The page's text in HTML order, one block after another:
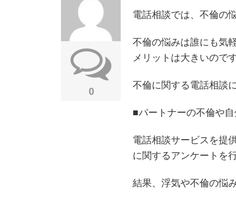
0
電話相談では、不倫の
不倫の悩みは誰にも気
メリットは大きいのです
不倫に関する電話相談
■パートナーの不倫や
電話相談サービスを提
に関するアンケートを
結果、浮気や不倫の悩